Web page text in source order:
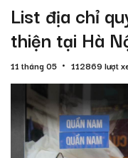
List địa chỉ
thiện tại Hà
11 tháng 05 112869 lượt